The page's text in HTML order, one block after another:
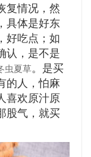
复情况，然
具体是好东
好吃点；如
认，是不是
虫夏草。是买
的人，怕麻
喜欢原汁原
股气，就买